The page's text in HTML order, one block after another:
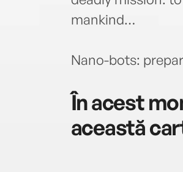
mankind…
Nano-bots:
În acest
această